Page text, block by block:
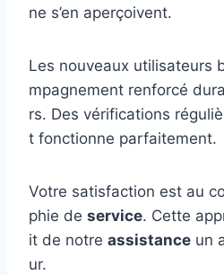
ne s’en aperçoivent.
Les nouveaux utilisateurs
mpagnement renforcé
rs. Des vérifications
t fonctionne parfaitement.
Votre satisfaction est au
phie de service. Cette
it de notre assistance un
ur.